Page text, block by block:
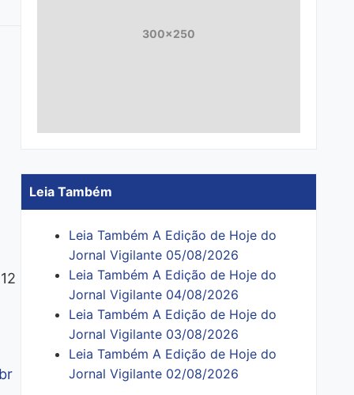
300x250
Leia Também
Leia Também A Edição de Hoje do
Jornal Vigilante 05/08/2026
Leia Também A Edição de Hoje do
Jornal Vigilante 04/08/2026
Leia Também A Edição de Hoje do
Jornal Vigilante 03/08/2026
Leia Também A Edição de Hoje do
Jornal Vigilante 02/08/2026